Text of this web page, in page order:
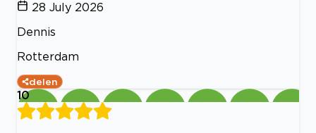
28 July 2026
Dennis
Rotterdam
delen
10